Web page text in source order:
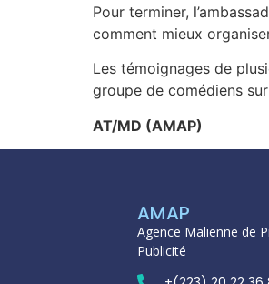
Pour terminer,
comment mieux
Les témoignages de
groupe de comédiens
AT/MD (AMAP)
AMAP
Agence Malienne de
Publicité